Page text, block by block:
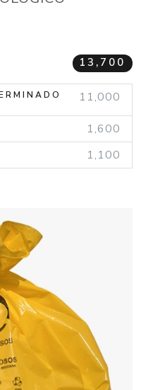
13,700
11,000
1,600
1,100